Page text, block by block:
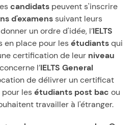
candidats peuvent s'inscrire
d'examenssuivant leurs
un ordre d'idée, l’IELTS
en place pour lesétudiantsqui
certification de leur niveau
l’IELTS General
de délivrer un certificat
pour lesétudiants post bac ou
travailler à l'étranger.